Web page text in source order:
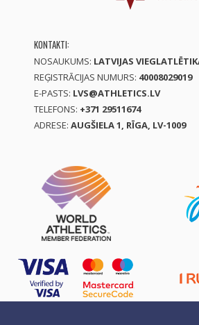
KONTAKTI:
NOSAUKUMS: LATVIJAS
REĢISTRĀCIJAS NUMURS: 40008029019
E-PASTS: LVS@ATHLETICS.LV
TELEFONS: +371 29511674
ADRESE: AUGŠIELA 1, RĪGA, LV-1009